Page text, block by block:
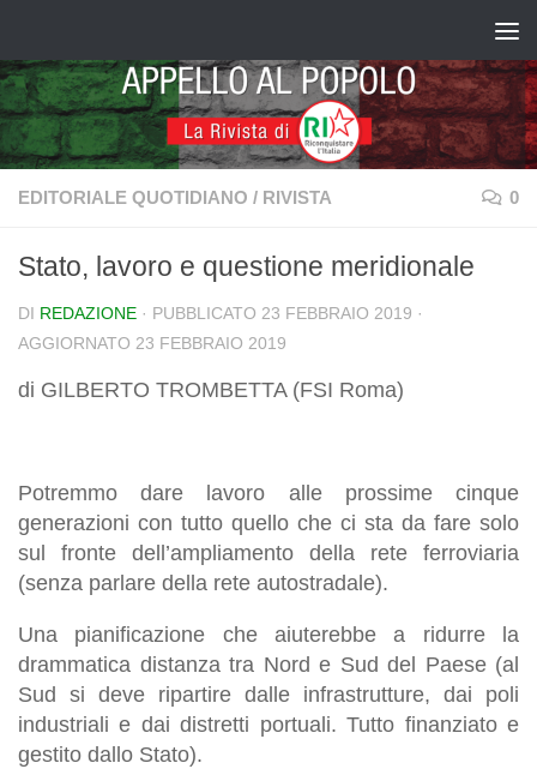
EDITORIALE QUOTIDIANO / RIVISTA 0
Stato, lavoro e questione meridionale
DI REDAZIONE · PUBBLICATO 23 FEBBRAIO 2019 ·
AGGIORNATO 23 FEBBRAIO 2019
di GILBERTO TROMBETTA (FSI Roma)
Potremmo dare lavoro alle prossime cinque
generazioni con tutto quello che ci sta da fare solo
sul fronte dell’ampliamento della rete ferroviaria
(senza parlare della rete autostradale).
Una pianificazione che aiuterebbe a ridurre la
drammatica distanza tra Nord e Sud del Paese (al
Sud si deve ripartire dalle infrastrutture, dai poli
industriali e dai distretti portuali. Tutto finanziato e
gestito dallo Stato).